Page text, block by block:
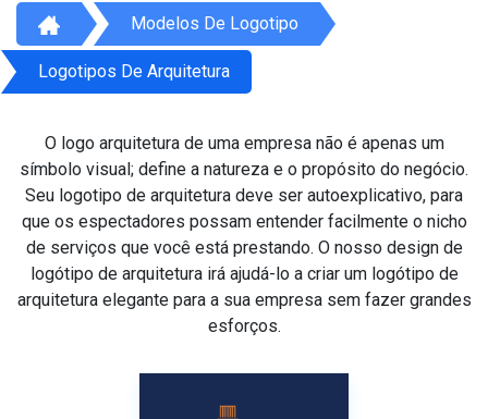
Modelos De Logotipo
Logotipos De Arquitetura
O logo arquitetura de uma empresa não é apenas um
símbolo visual; define a natureza e o propósito do negócio.
Seu logotipo de arquitetura deve ser autoexplicativo, para
que os espectadores possam entender facilmente o nicho
de serviços que você está prestando. O nosso design de
logótipo de arquitetura irá ajudá-lo a criar um logótipo de
arquitetura elegante para a sua empresa sem fazer grandes
esforços.